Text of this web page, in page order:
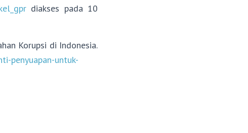
diakses pada 10
Korupsi di Indonesia.
penyuapan-untuk-